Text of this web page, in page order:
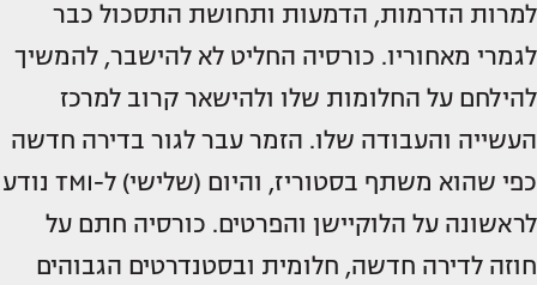
למרות הדרמות, הדמעות ותחושת התסכול כבר
לגמרי מאחוריו. כורסיה החליט לא להישבר, להמשיך
להילחם על החלומות שלו ולהישאר קרוב למרכז
העשייה והעבודה שלו. הזמר עבר לגור בדירה חדשה
כפי שהוא משתף בסטוריז, והיום (שלישי) ל-TMI נודע
לראשונה על הלוקיישן והפרטים. כורסיה חתם על
חוזה לדירה חדשה, חלומית ובסטנדרטים הגבוהים